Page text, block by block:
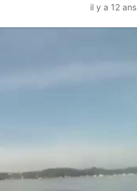
il y a 12 ans